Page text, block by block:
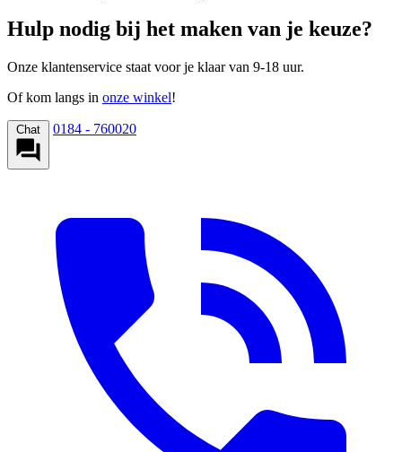
Hulp nodig bij het maken van je keuze?
Onze klantenservice staat voor je klaar van 9-18 uur.
Of kom langs in onze winkel!
Chat 0184 - 760020